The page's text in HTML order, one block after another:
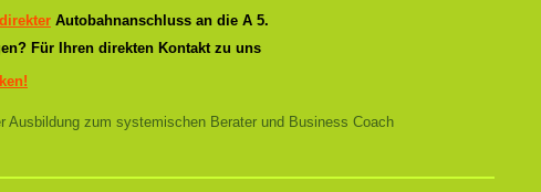
direkter Autobahnanschluss an die A 5.
Für Ihren direkten Kontakt zu uns
Ausbildung zum systemischen Berater und Business Coach